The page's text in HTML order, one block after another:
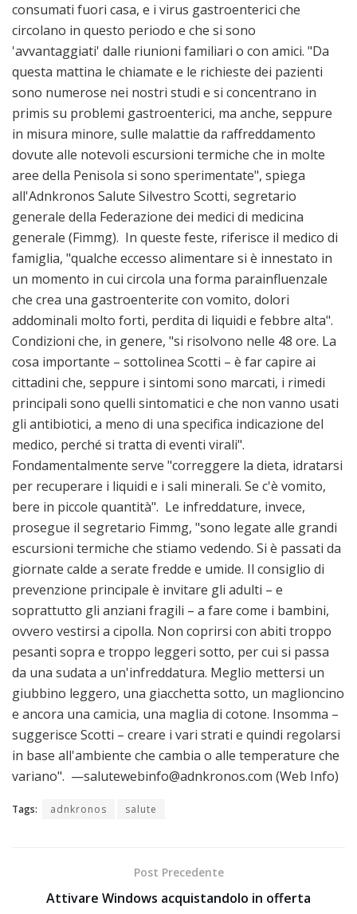
consumati fuori casa, e i virus gastroenterici che
circolano in questo periodo e che si sono
'avvantaggiati' dalle riunioni familiari o con amici. "Da
questa mattina le chiamate e le richieste dei pazienti
sono numerose nei nostri studi e si concentrano in
primis su problemi gastroenterici, ma anche, seppure
in misura minore, sulle malattie da raffreddamento
dovute alle notevoli escursioni termiche che in molte
aree della Penisola si sono sperimentate", spiega
all'Adnkronos Salute Silvestro Scotti, segretario
generale della Federazione dei medici di medicina
generale (Fimmg). In queste feste, riferisce il medico di
famiglia, "qualche eccesso alimentare si è innestato in
un momento in cui circola una forma parainfluenzale
che crea una gastroenterite con vomito, dolori
addominali molto forti, perdita di liquidi e febbre alta".
Condizioni che, in genere, "si risolvono nelle 48 ore. La
cosa importante – sottolinea Scotti – è far capire ai
cittadini che, seppure i sintomi sono marcati, i rimedi
principali sono quelli sintomatici e che non vanno usati
gli antibiotici, a meno di una specifica indicazione del
medico, perché si tratta di eventi virali".
Fondamentalmente serve "correggere la dieta, idratarsi
per recuperare i liquidi e i sali minerali. Se c'è vomito,
bere in piccole quantità". Le infreddature, invece,
prosegue il segretario Fimmg, "sono legate alle grandi
escursioni termiche che stiamo vedendo. Si è passati da
giornate calde a serate fredde e umide. Il consiglio di
prevenzione principale è invitare gli adulti – e
soprattutto gli anziani fragili – a fare come i bambini,
ovvero vestirsi a cipolla. Non coprirsi con abiti troppo
pesanti sopra e troppo leggeri sotto, per cui si passa
da una sudata a un'infreddatura. Meglio mettersi un
giubbino leggero, una giacchetta sotto, un maglioncino
e ancora una camicia, una maglia di cotone. Insomma –
suggerisce Scotti – creare i vari strati e quindi regolarsi
in base all'ambiente che cambia o alle temperature che
variano". —salutewebinfo@adnkronos.com (Web Info)
Tags: adnkronos salute
Post Precedente
Attivare Windows acquistandolo in offerta